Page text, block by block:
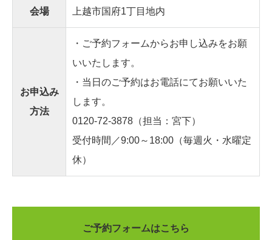
会場 上越市国府1丁目地内
お申込み
方法
・ご予約フォームからお申し込みをお願
いいたします。
・当日のご予約はお電話にてお願いいた
します。
0120-72-3878 （担当：宮下）
受付時間／9:00～18:00（毎週火・水曜定
休）
ご予約フォームはこちら